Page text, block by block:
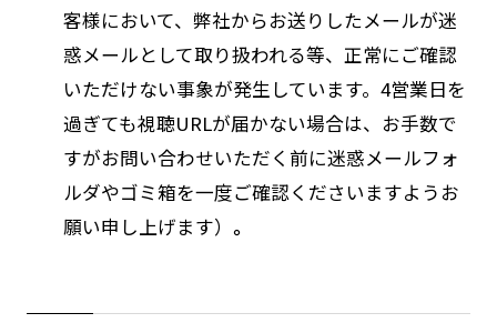
客様において、弊社からお送りしたメールが迷
惑メールとして取り扱われる等、正常にご確認
いただけない事象が発生しています。4営業日を
過ぎても視聴URLが届かない場合は、お手数で
すがお問い合わせいただく前に迷惑メールフォ
ルダやゴミ箱を一度ご確認くださいますようお
願い申し上げます）。